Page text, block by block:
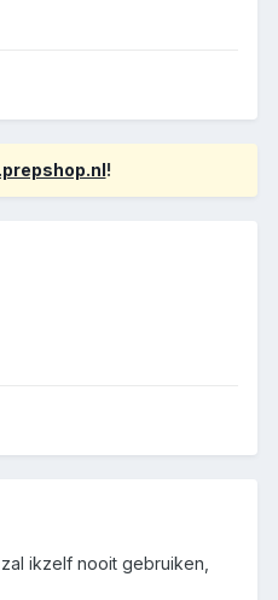
!
ikzelf nooit gebruiken,